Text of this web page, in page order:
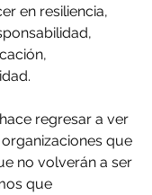
en resiliencia,
regresar a ver
que
no volverán a ser
que